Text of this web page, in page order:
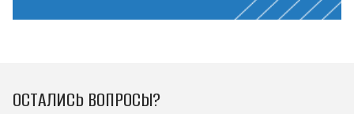
ОСТАЛИСЬ ВОПРОСЫ?